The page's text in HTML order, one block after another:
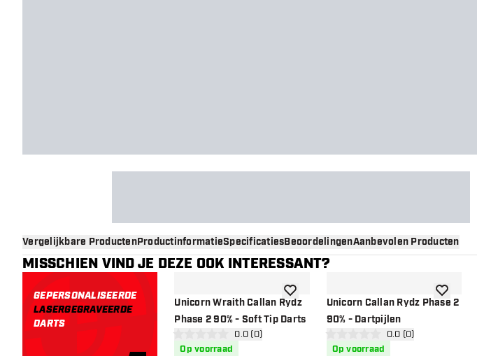
Vergelijkbare ProductenProductinformatieSpecificatiesBeoordelingenAanbevolen Producten
MISSCHIEN VIND JE DEZE OOK INTERESSANT?
GEPERSONALISEERDE
LASERGEGRAVEERDE
DARTS
Unicorn Wraith Callan Rydz
Phase 2 90% - Soft Tip Darts
open reviews drawer
0 score sterren0.0 (0)
Op voorraad
toevoegen aan verlanglijst
Unicorn Callan Rydz Phase 2
90% - Dartpijlen
open reviews drawer
0 score sterren0.0 (0)
Op voorraad